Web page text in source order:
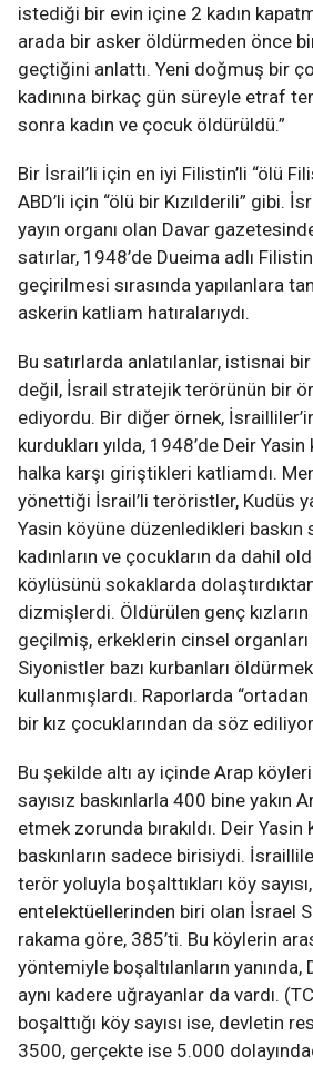
istediği bir evin içine 2 kadın
arada bir asker öldürmeden önce bir
geçtiğini anlattı. Yeni doğmuş bir
kadınına birkaç gün süreyle etraf
sonra kadın ve çocuk öldürüldü.”
Bir İsrail’li için en iyi Filistin’li “ölü
ABD’li için “ölü bir Kızılderili” gibi.
yayın organı olan Davar
satırlar, 1948’de Dueima adlı
geçirilmesi sırasında yapılanlara
askerin katliam hatıralarıydı.
Bu satırlarda anlatılanlar, istisnai
değil, İsrail stratejik terörünün bir
ediyordu. Bir diğer örnek,
kurdukları yılda, 1948’de Deir
halka karşı giriştikleri katliamdı.
yönettiği İsrail’li teröristler, Kudüs
Yasin köyüne düzenledikleri baskın
kadınların ve çocukların da dahil
köylüsünü sokaklarda
dizmişlerdi. Öldürülen genç kızların
geçilmiş, erkeklerin cinsel organları
Siyonistler bazı kurbanları
kullanmışlardı. Raporlarda
bir kız çocuklarından da söz
Bu şekilde altı ay içinde Arap
sayısız baskınlarla 400 bine yakın
etmek zorunda bırakıldı. Deir Yasin
baskınların sadece birisiydi.
terör yoluyla boşalttıkları köy
entelektüellerinden biri olan İsrael
rakama göre, 385’ti. Bu köylerin
yöntemiyle boşaltılanların yanında,
aynı kadere uğrayanlar da vardı.
boşalttığı köy sayısı ise, devletin
3500, gerçekte ise 5.000